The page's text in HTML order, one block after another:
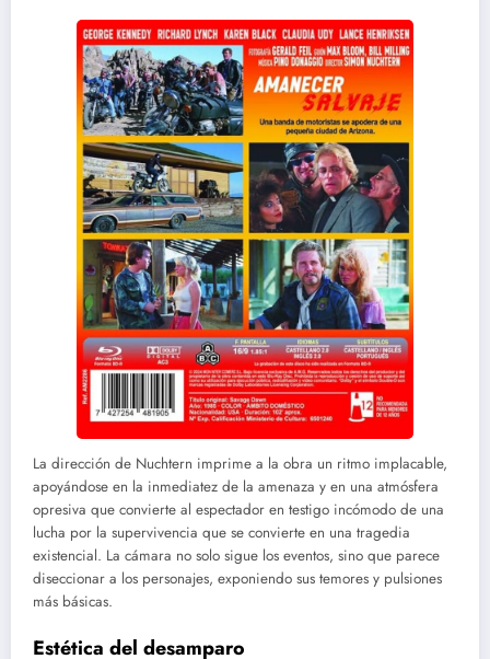
La dirección de Nuchtern imprime a la obra un ritmo implacable,
apoyándose en la inmediatez de la amenaza y en una atmósfera
opresiva que convierte al espectador en testigo incómodo de una
lucha por la supervivencia que se convierte en una tragedia
existencial. La cámara no solo sigue los eventos, sino que parece
diseccionar a los personajes, exponiendo sus temores y pulsiones
más básicas.
Estética del desamparo